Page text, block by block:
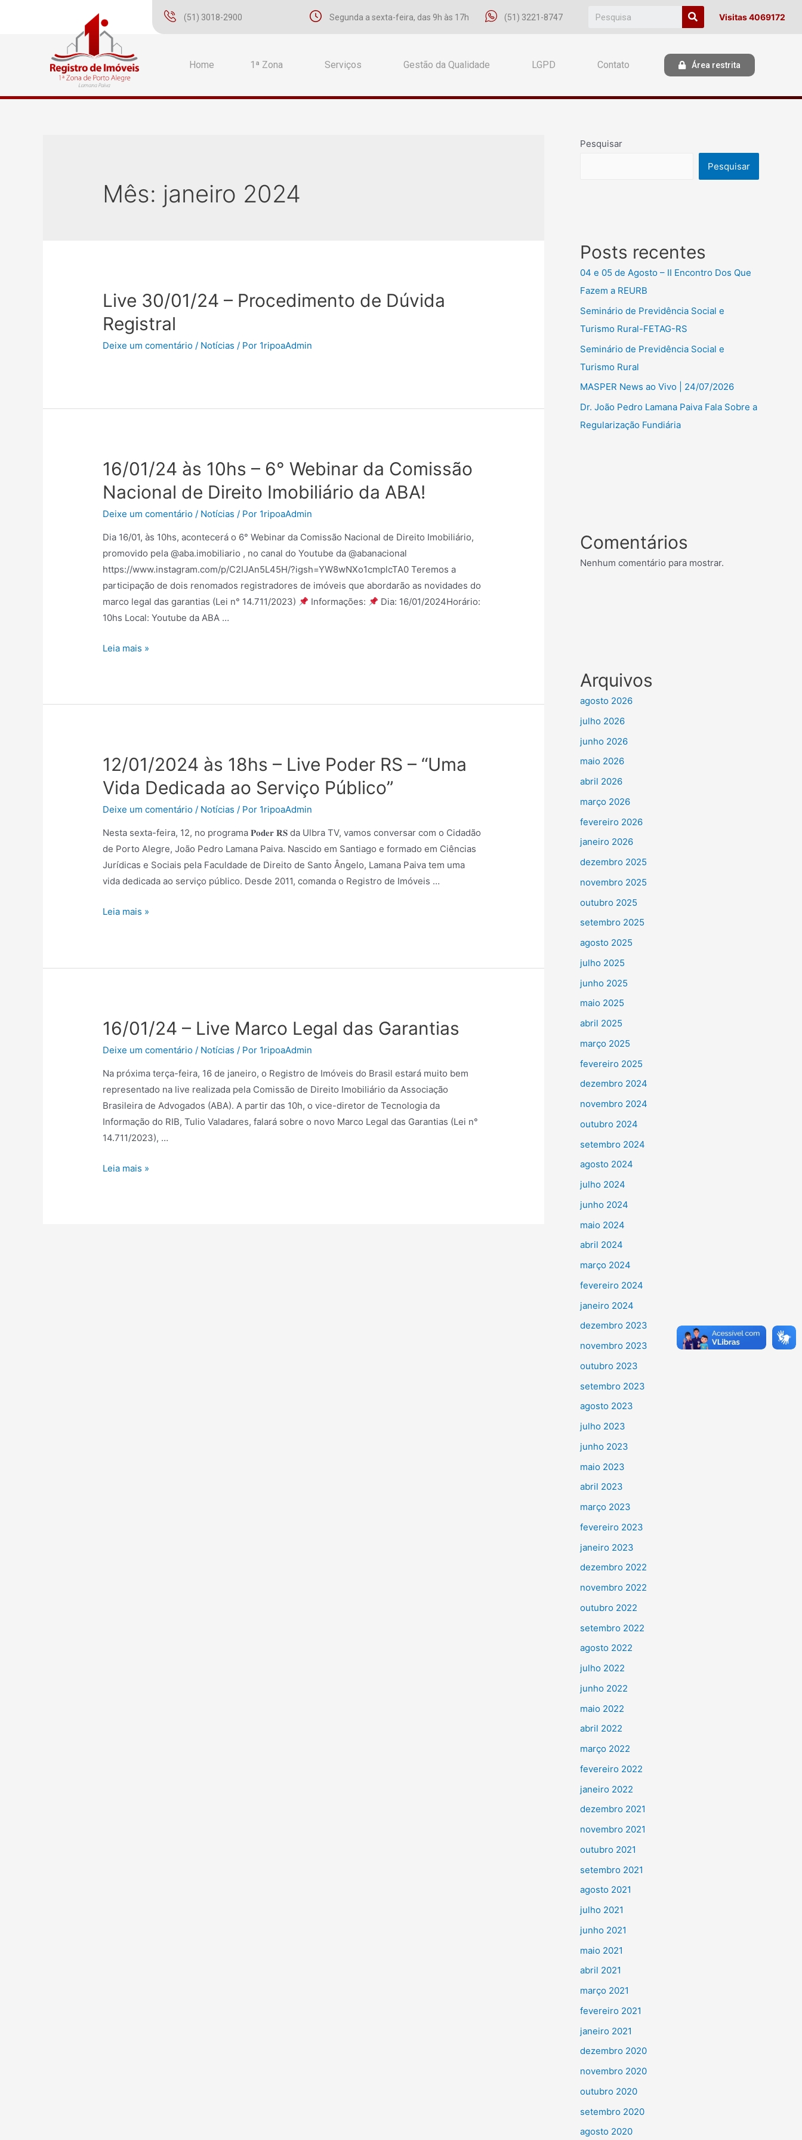
(51) 3018-2900 Segunda a sexta-feira, das 9h às 17h (51) 3221-8747 Visitas 4069172
Home 1ª Zona Serviços Gestão da Qualidade LGPD Contato Área restrita
Mês: janeiro 2024
Live 30/01/24 – Procedimento de Dúvida
Registral
Deixe um comentário / Notícias / Por 1ripoaAdmin
16/01/24 às 10hs – 6° Webinar da Comissão
Nacional de Direito Imobiliário da ABA!
Deixe um comentário / Notícias / Por 1ripoaAdmin
Dia 16/01, às 10hs, acontecerá o 6° Webinar da Comissão Nacional de Direito Imobiliário,
promovido pela @aba.imobiliario , no canal do Youtube da @abanacional
https://www.instagram.com/p/C2IJAn5L45H/?igsh=YW8wNXo1cmplcTA0 Teremos a
participação de dois renomados registradores de imóveis que abordarão as novidades do
marco legal das garantias (Lei n° 14.711/2023)
Informações:
Dia: 16/01/2024Horário:
10hs Local: Youtube da ABA …
Leia mais »
12/01/2024 às 18hs – Live Poder RS – “Uma
Vida Dedicada ao Serviço Público”
Deixe um comentário / Notícias / Por 1ripoaAdmin
Nesta sexta-feira, 12, no programa 𝐏𝐨𝐝𝐞𝐫 𝐑𝐒 da Ulbra TV, vamos conversar com o Cidadão
de Porto Alegre, João Pedro Lamana Paiva. Nascido em Santiago e formado em Ciências
Jurídicas e Sociais pela Faculdade de Direito de Santo Ângelo, Lamana Paiva tem uma
vida dedicada ao serviço público. Desde 2011, comanda o Registro de Imóveis …
Leia mais »
16/01/24 – Live Marco Legal das Garantias
Deixe um comentário / Notícias / Por 1ripoaAdmin
Na próxima terça-feira, 16 de janeiro, o Registro de Imóveis do Brasil estará muito bem
representado na live realizada pela Comissão de Direito Imobiliário da Associação
Brasileira de Advogados (ABA). A partir das 10h, o vice-diretor de Tecnologia da
Informação do RIB, Tulio Valadares, falará sobre o novo Marco Legal das Garantias (Lei n°
14.711/2023), …
Leia mais »
Pesquisar
Pesquisar
Posts recentes
04 e 05 de Agosto – II Encontro Dos Que
Fazem a REURB
Seminário de Previdência Social e
Turismo Rural-FETAG-RS
Seminário de Previdência Social e
Turismo Rural
MASPER News ao Vivo | 24/07/2026
Dr. João Pedro Lamana Paiva Fala Sobre a
Regularização Fundiária
Comentários
Nenhum comentário para mostrar.
Arquivos
agosto 2026
julho 2026
junho 2026
maio 2026
abril 2026
março 2026
fevereiro 2026
janeiro 2026
dezembro 2025
novembro 2025
outubro 2025
setembro 2025
agosto 2025
julho 2025
junho 2025
maio 2025
abril 2025
março 2025
fevereiro 2025
dezembro 2024
novembro 2024
outubro 2024
setembro 2024
agosto 2024
julho 2024
junho 2024
maio 2024
abril 2024
março 2024
fevereiro 2024
janeiro 2024
dezembro 2023
novembro 2023
outubro 2023
setembro 2023
agosto 2023
julho 2023
junho 2023
maio 2023
abril 2023
março 2023
fevereiro 2023
janeiro 2023
dezembro 2022
novembro 2022
outubro 2022
setembro 2022
agosto 2022
julho 2022
junho 2022
maio 2022
abril 2022
março 2022
fevereiro 2022
janeiro 2022
dezembro 2021
novembro 2021
outubro 2021
setembro 2021
agosto 2021
julho 2021
junho 2021
maio 2021
abril 2021
março 2021
fevereiro 2021
janeiro 2021
dezembro 2020
novembro 2020
outubro 2020
setembro 2020
agosto 2020